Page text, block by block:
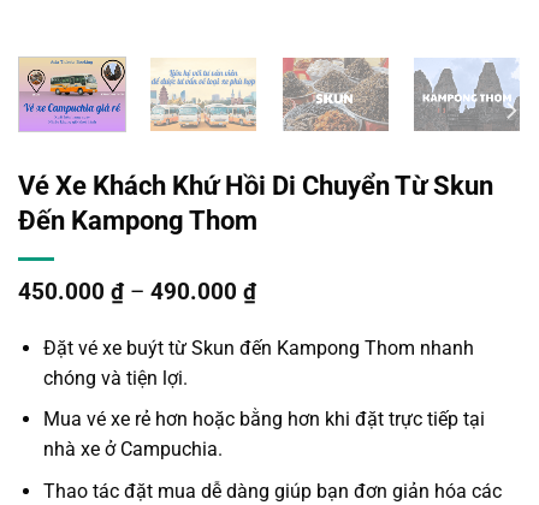
Vé Xe Khách Khứ Hồi Di Chuyển Từ Skun
Đến Kampong Thom
450.000 ₫ – 490.000 ₫
Đặt vé xe buýt từ Skun đến Kampong Thom nhanh
chóng và tiện lợi.
Mua vé xe rẻ hơn hoặc bằng hơn khi đặt trực tiếp tại
nhà xe ở Campuchia.
Thao tác đặt mua dễ dàng giúp bạn đơn giản hóa các